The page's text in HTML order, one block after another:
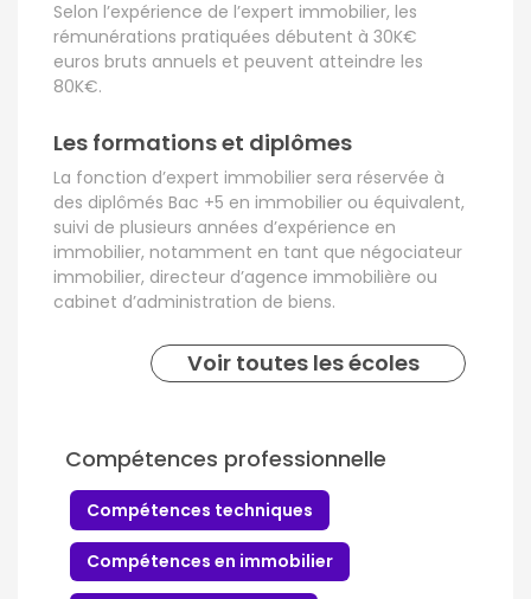
Selon l’expérience de l’expert immobilier, les
rémunérations pratiquées débutent à 30K€
euros bruts annuels et peuvent atteindre les
80K€.
Les formations et diplômes
La fonction d’expert immobilier sera réservée à
des diplômés Bac +5 en immobilier ou équivalent,
suivi de plusieurs années d’expérience en
immobilier, notamment en tant que négociateur
immobilier, directeur d’agence immobilière ou
cabinet d’administration de biens.
Voir toutes les écoles
Compétences professionnelle
Compétences techniques
Compétences en immobilier